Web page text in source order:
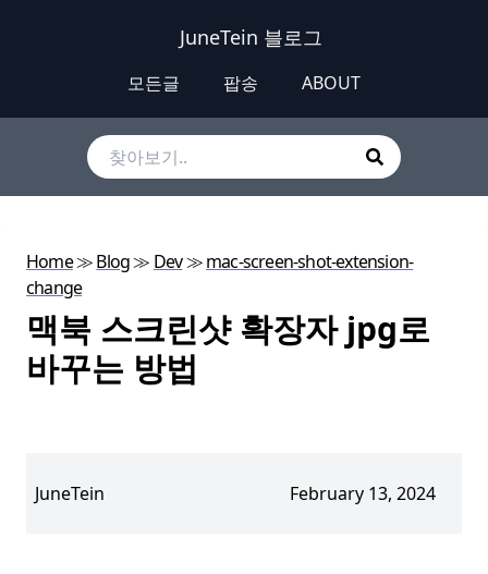
JuneTein 블로그
모든글 팝송 ABOUT
Home≫Blog≫ Dev≫mac-screen-shot-extension-
change
맥북 스크린샷 확장자 jpg로
바꾸는 방법
JuneTein February 13, 2024